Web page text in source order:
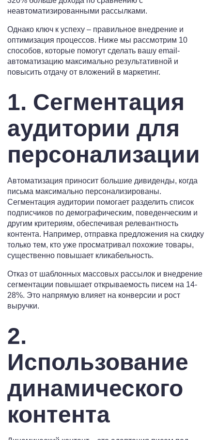
неавтоматизированными рассылками.
Однако ключ к успеху – правильное внедрение и
оптимизация процессов. Ниже мы рассмотрим 10
способов, которые помогут сделать вашу email-
автоматизацию максимально результативной и
повысить отдачу от вложений в маркетинг.
1. Сегментация
аудитории для
персонализации
Автоматизация приносит большие дивиденды, когда
письма максимально персонализированы.
Сегментация аудитории помогает разделить список
подписчиков по демографическим, поведенческим и
другим критериям, обеспечивая релевантность
контента. Например, отправка предложения на скидку
только тем, кто уже просматривал похожие товары,
существенно повышает кликабельность.
Отказ от шаблонных массовых рассылок и внедрение
сегментации повышает открываемость писем на 14-
28%. Это напрямую влияет на конверсии и рост
выручки.
2.
Использование
динамического
контента